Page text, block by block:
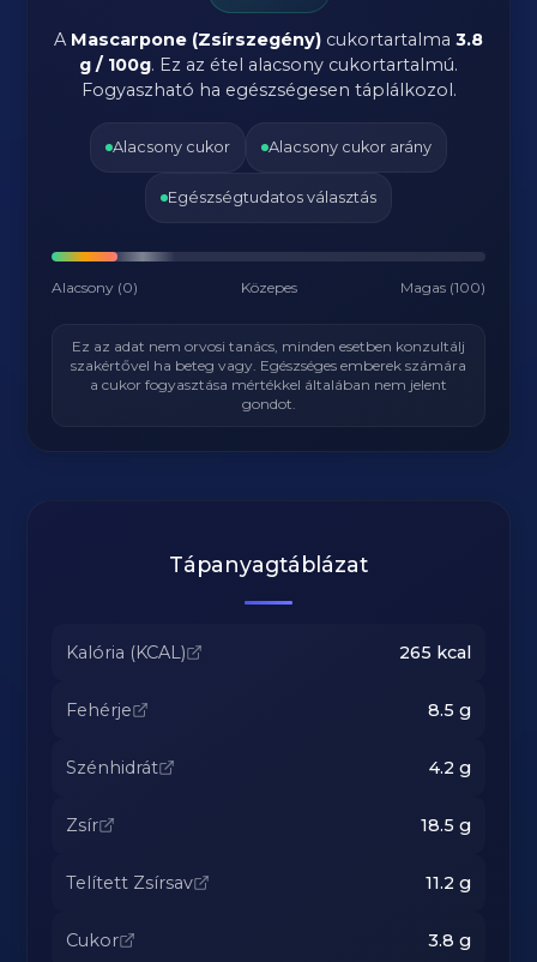
A Mascarpone (Zsírszegény) cukortartalma 3.8
g / 100g. Ez az étel alacsony cukortartalmú.
Fogyaszható ha egészségesen táplálkozol.
Alacsony cukor Alacsony cukor arány
Egészségtudatos választás
Alacsony (0) Közepes Magas (100)
Ez az adat nem orvosi tanács, minden esetben konzultálj
szakértővel ha beteg vagy. Egészséges emberek számára
a cukor fogyasztása mértékkel általában nem jelent
gondot.
Tápanyagtáblázat
Kalória (KCAL) 265 kcal
Fehérje 8.5 g
Szénhidrát 4.2 g
Zsír 18.5 g
Telített Zsírsav 11.2 g
Cukor 3.8 g